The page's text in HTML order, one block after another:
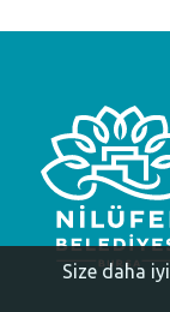
Size daha